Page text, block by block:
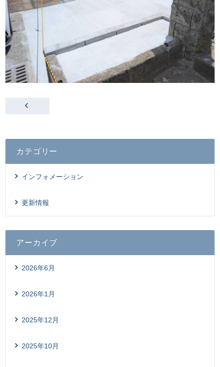
カテゴリー
インフォメーション
更新情報
アーカイブ
2026年6月
2026年1月
2025年12月
2025年10月